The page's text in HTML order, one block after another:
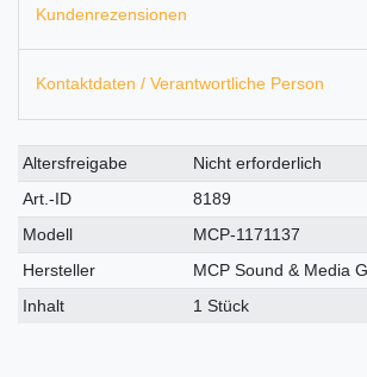
Kundenrezensionen
Kontaktdaten / Verantwortliche Person
Technisches
Merkmal
Wert
Altersfreigabe
Nicht erforderlich
Art.-ID
8189
Modell
MCP-1171137
Hersteller
MCP Sound & Media
Inhalt
1 Stück